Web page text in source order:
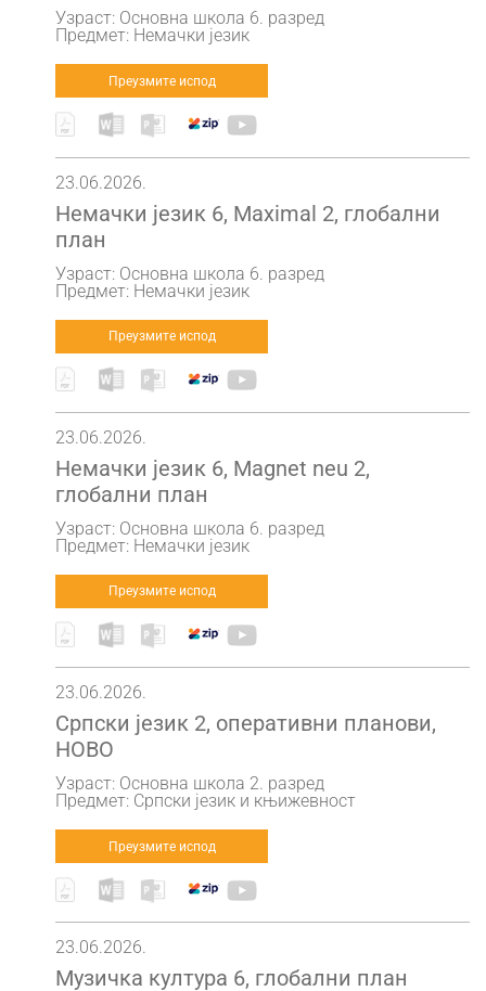
Узраст: Основна школа 6. разред
Предмет: Немачки језик
Преузмите испод
23.06.2026.
Немачки језик 6, Maximal 2, глобални
план
Узраст: Основна школа 6. разред
Предмет: Немачки језик
Преузмите испод
23.06.2026.
Немачки језик 6, Magnet neu 2,
глобални план
Узраст: Основна школа 6. разред
Предмет: Немачки језик
Преузмите испод
23.06.2026.
Српски језик 2, оперативни планови,
НОВО
Узраст: Основна школа 2. разред
Предмет: Српски језик и књижевност
Преузмите испод
23.06.2026.
Музичка култура 6, глобални план